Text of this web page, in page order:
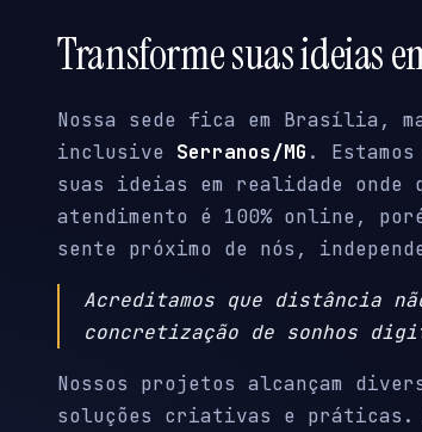
Transforme suas ideias
Nossa sede fica em Brasília,
inclusive Serranos/MG .
suas ideias em realidade onde
atendimento é 100% online,
sente próximo de nós,
Acreditamos que distância
concretização de sonhos
Nossos projetos alcançam
soluções criativas e práticas.